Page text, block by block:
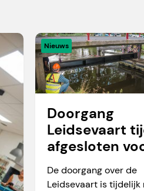
Nieuws
Doorgang
Leidsevaart
afgesloten
vaarverkeer
De doorgang over de
Leidsevaart is tijdelijk